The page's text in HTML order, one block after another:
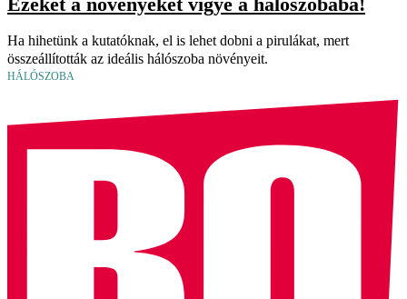
Ha hihetünk a kutatóknak, el is lehet dobni a pirulákat, mert
összeállították az ideális hálószoba növényeit.
HÁLÓSZOBA